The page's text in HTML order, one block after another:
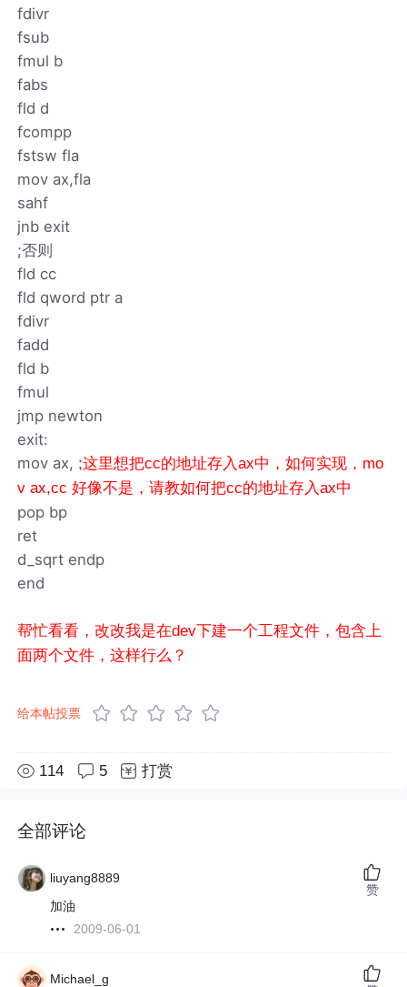
fdivr
fsub
fmul b
fabs
fld d
fcompp
fstsw fla
mov ax,fla
sahf
jnb exit
;否则
fld cc
fld qword ptr a
fdivr
fadd
fld b
fmul
jmp newton
exit:
mov ax, ;这里想把cc的地址存入ax中，如何实现，mo
v ax,cc 好像不是，请教如何把cc的地址存入ax中
pop bp
ret
d_sqrt endp
end
帮忙看看，改改我是在dev下建一个工程文件，包含上
面两个文件，这样行么？
给本帖投票
114 5 打赏
全部评论
liuyang8889
加油
2009-06-01
赞
Michael_g